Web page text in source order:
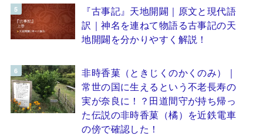
『古事記』天地開闢｜原文と現代語
訳｜神名を連ねて物語る古事記の天
地開闢を分かりやすく解説！
非時香菓（ときじくのかくのみ）｜
常世の国に生えるという不老長寿の
実が奈良に！？田道間守が持ち帰っ
た伝説の非時香菓（橘）を近鉄電車
の傍で確認した！